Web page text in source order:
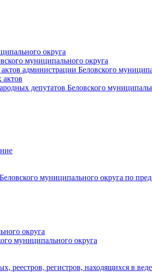
округа
муниципального округа
администрации Беловского
депутатов Беловского
муниципального округа по
округа
муниципального округа
реестров, регистров, находящихся в